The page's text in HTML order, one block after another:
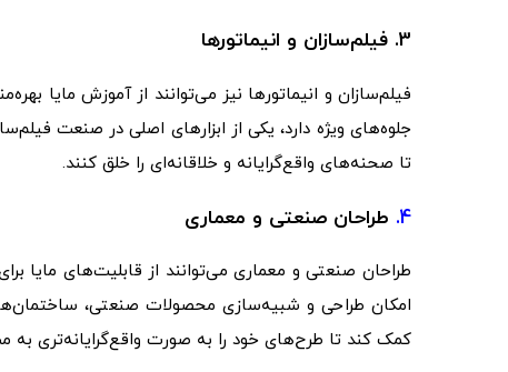
3. فیلم‌سازان و انیماتورها
فیلم‌سازان و انیماتورها نیز می‌توانند از آموزش مایا
جلوه‌های ویژه دارد، یکی از ابزارهای اصلی در صنعت
تا صحنه‌های واقع‌گرایانه و خلاقانه‌ای را خلق کنند.
4. طراحان صنعتی و معماری
طراحان صنعتی و معماری می‌توانند از قابلیت‌های مایا
امکان طراحی و شبیه‌سازی محصولات صنعتی، ساختمان‌ها
کمک کند تا طرح‌های خود را به صورت واقع‌گرایانه‌تری به